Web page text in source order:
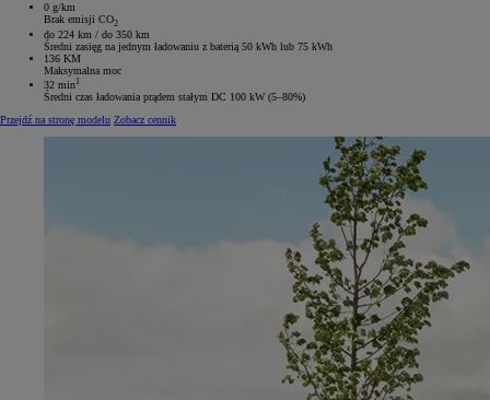
0 g/km
Brak emisji CO2
do 224 km / do 350 km
Średni zasięg na jednym ładowaniu z baterią 50 kWh lub 75 kWh
136 KM
Maksymalna moc
32 min1
Średni czas ładowania prądem stałym DC 100 kW (5–80%)
Przejdź na stronę modelu Zobacz cennik